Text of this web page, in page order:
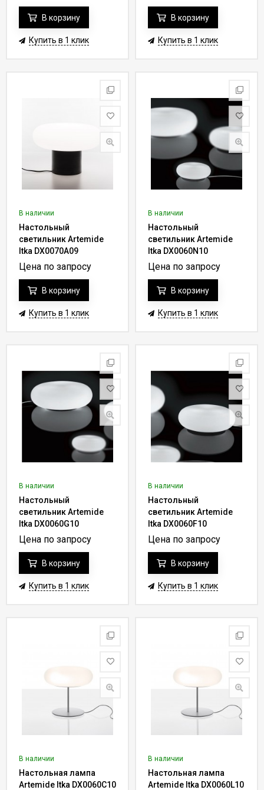
В корзину
Купить в 1 клик
В корзину
Купить в 1 клик
В наличии
Настольный
светильник Artemide
Itka DX0070A09
Цена по запросу
В корзину
Купить в 1 клик
В наличии
Настольный
светильник Artemide
Itka DX0060N10
Цена по запросу
В корзину
Купить в 1 клик
В наличии
Настольный
светильник Artemide
Itka DX0060G10
Цена по запросу
В корзину
Купить в 1 клик
В наличии
Настольный
светильник Artemide
Itka DX0060F10
Цена по запросу
В корзину
Купить в 1 клик
В наличии
Настольная лампа
Artemide Itka DX0060C10
В наличии
Настольная лампа
Artemide Itka DX0060L10